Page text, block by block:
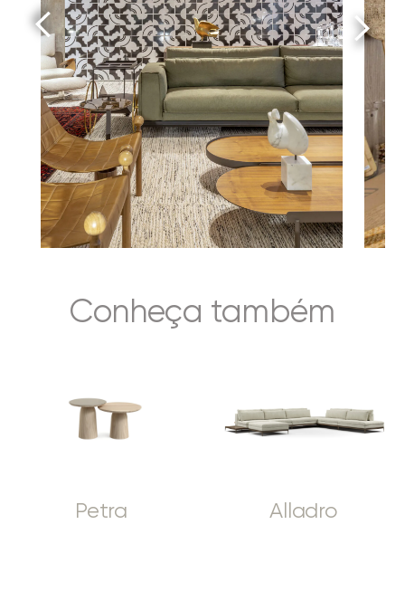
Conheça também
Petra Alladro